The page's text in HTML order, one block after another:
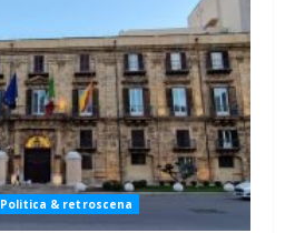
Politica & retroscena